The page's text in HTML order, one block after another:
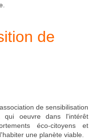
de
de sensibilisation
qui oeuvre dans l'intérêt
éco-citoyens et
une planète viable.